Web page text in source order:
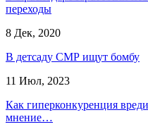
переходы
8 Дек, 2020
В детсаду СМР ищут бомбу
11 Июл, 2023
Как гиперконкуренция
мнение…